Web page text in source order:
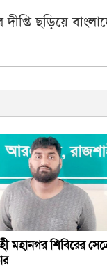
ছড়িয়ে
মহানগর শিবিরের